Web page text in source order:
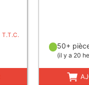
T.T.C.
50+
(il y a 20